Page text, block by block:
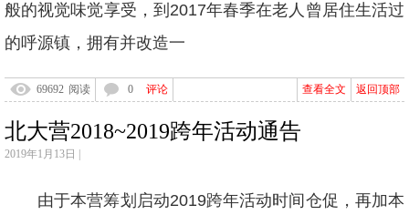
般的视觉味觉享受，到2017年春季在老人曾居住生活过
的呼源镇，拥有并改造一
69692 阅读 0 评论 返回顶部
查看全文
北大营2018~2019跨年活动通告
2019年1月13日 |
由于本营筹划启动2019跨年活动时间仓促，再加本